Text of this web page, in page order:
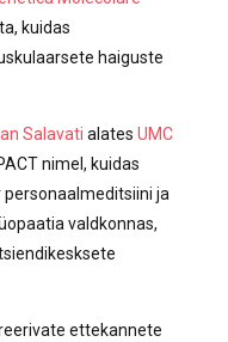
kuidas
haiguste
Salavati alates UMC
nimel, kuidas
ja
valdkonnas,
ettekannete